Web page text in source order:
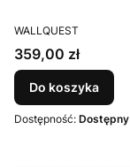
PRODUCENT
WALLQUEST
Cena
359,00 zł
Do koszyka
Dostępność: Dostępny